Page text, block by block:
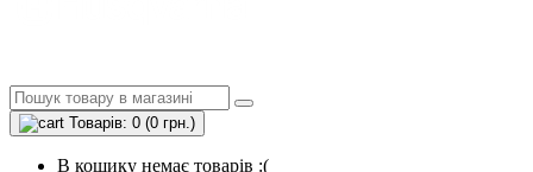
Товарів: 0 (0 грн.)
В кошику немає товарів :(